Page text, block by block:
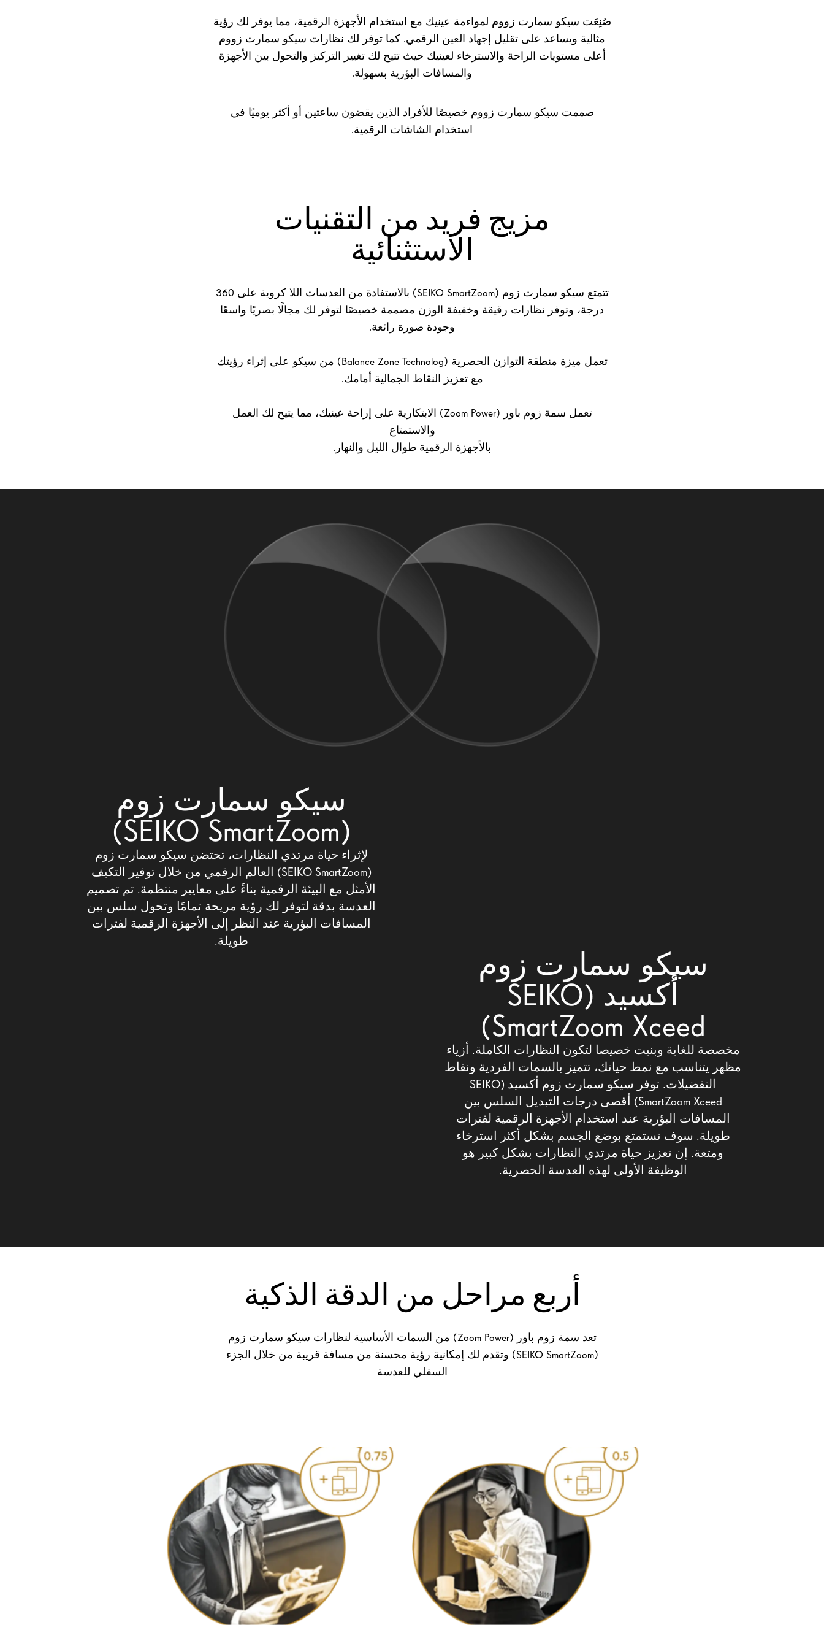
صُنِعَت سيكو سمارت زووم لمواءمة عينيك مع استخدام الأجهزة الرقمية، مما يوفر لك رؤية
مثالية ويساعد على تقليل إجهاد العين الرقمي. كما توفر لك نظارات سيكو سمارت زووم
أعلى مستويات الراحة والاسترخاء لعينيك حيث تتيح لك تغيير التركيز والتحول بين الأجهزة
والمسافات البؤرية بسهولة.
صممت سيكو سمارت زووم خصيصًا للأفراد الذين يقضون ساعتين أو أكثر يوميًا في
استخدام الشاشات الرقمية.
مزيج فريد من التقنيات
الاستثنائية
تتمتع سيكو سمارت زوم (SEIKO SmartZoom) بالاستفادة من العدسات اللا كروية على 360
درجة، وتوفر نظارات رقيقة وخفيفة الوزن مصممة خصيصًا لتوفر لك مجالًا بصريًا واسعًا
وجودة صورة رائعة.
تعمل ميزة منطقة التوازن الحصرية (Balance Zone Technolog) من سيكو على إثراء رؤيتك
مع تعزيز النقاط الجمالية أمامك.
تعمل سمة زوم باور (Zoom Power) الابتكارية على إراحة عينيك، مما يتيح لك العمل
والاستمتاع
بالأجهزة الرقمية طوال الليل والنهار.
سيكو سمارت زوم
(SEIKO SmartZoom)
لإثراء حياة مرتدي النظارات، تحتضن سيكو سمارت زوم
(SEIKO SmartZoom) العالم الرقمي من خلال توفير التكيف
الأمثل مع البيئة الرقمية بناءً على معايير منتظمة. تم تصميم
العدسة بدقة لتوفر لك رؤية مريحة تمامًا وتحول سلس بين
المسافات البؤرية عند النظر إلى الأجهزة الرقمية لفترات
طويلة.
سيكو سمارت زوم
أكسيد (SEIKO
SmartZoom Xceed)
مخصصة للغاية وبنيت خصيصا لتكون النظارات الكاملة. أزياء
مظهر يتناسب مع نمط حياتك، تتميز بالسمات الفردية ونقاط
التفضيلات. توفر سيكو سمارت زوم أكسيد (SEIKO
SmartZoom Xceed) أقصى درجات التبديل السلس بين
المسافات البؤرية عند استخدام الأجهزة الرقمية لفترات
طويلة. سوف تستمتع بوضع الجسم بشكل أكثر استرخاء
ومتعة. إن تعزيز حياة مرتدي النظارات بشكل كبير هو
الوظيفة الأولى لهذه العدسة الحصرية.
أربع مراحل من الدقة الذكية
تعد سمة زوم باور (Zoom Power) من السمات الأساسية لنظارات سيكو سمارت زوم
(SEIKO SmartZoom) وتقدم لك إمكانية رؤية محسنة من مسافة قريبة من خلال الجزء
السفلي للعدسة